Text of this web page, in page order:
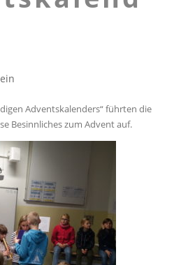
Adventskalenders“ führten die
Besinnliches zum Advent auf.